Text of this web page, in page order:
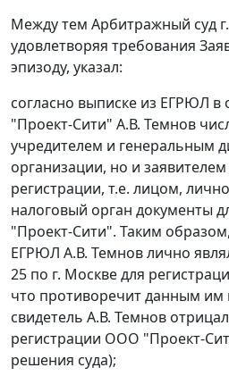
Между тем Арбитражный суд
удовлетворяя требования
эпизоду, указал:
согласно выписке из ЕГРЮЛ
"Проект-Сити" А.В. Темнов
учредителем и генеральным
организации, но и
регистрации, т.е. лицом,
налоговый орган документы
"Проект-Сити". Таким
ЕГРЮЛ А.В. Темнов лично
25 по г. Москве для
что противоречит данным им
свидетель А.В. Темнов
регистрации ООО "Проект-
решения суда);